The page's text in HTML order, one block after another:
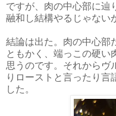
ですが、肉の中心部に辿
融和し結構やるじゃない
結論は出た。肉の中心部
ともかく、端っこの硬い
思うのです。それからヴ
りローストと言ったり言
した。